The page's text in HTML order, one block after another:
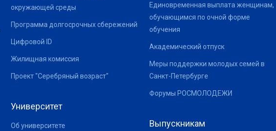
окружающей среды
Программа долгосрочных сбережений
Цифровой ID
Жилищная комиссия
Проект "Серебряный возраст"
Университет
Об университете
Единовременная выплата женщинам,
обучающимся по очной форме
обучения
Академический отпуск
Меры поддержки молодых семей в
Санкт-Петербурге
Форумы РОСМОЛОДЕЖИ
Выпускникам